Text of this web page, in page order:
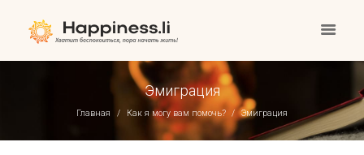
Эмиграция
Главная Как я могу вам помочь? Эмиграция